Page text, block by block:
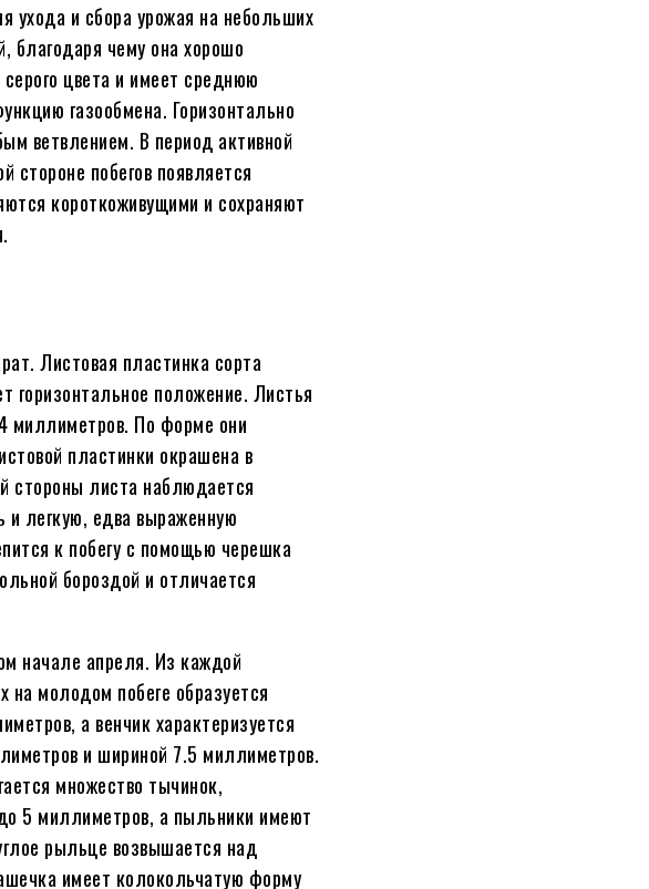
ухода и сбора урожая на небольших
благодаря чему она хорошо
цвета и имеет среднюю
газообмена. Горизонтально
ветвлением. В период активной
стороне побегов появляется
короткоживущими и сохраняют
Листовая пластинка сорта
горизонтальное положение. Листья
миллиметров. По форме они
пластинки окрашена в
стороны листа наблюдается
и легкую, едва выраженную
к побегу с помощью черешка
бороздой и отличается
начале апреля. Из каждой
на молодом побеге образуется
а венчик характеризуется
и шириной 7.5 миллиметров.
множество тычинок,
5 миллиметров, а пыльники имеют
рыльце возвышается над
имеет колокольчатую форму